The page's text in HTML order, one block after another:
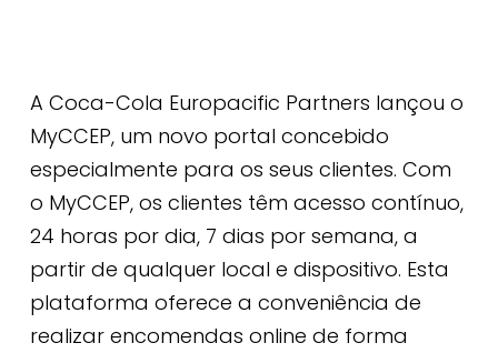
A Coca-Cola Europacific Partners lançou o
MyCCEP, um novo portal concebido
especialmente para os seus clientes. Com
o MyCCEP, os clientes têm acesso contínuo,
24 horas por dia, 7 dias por semana, a
partir de qualquer local e dispositivo. Esta
plataforma oferece a conveniência de
realizar encomendas online de forma